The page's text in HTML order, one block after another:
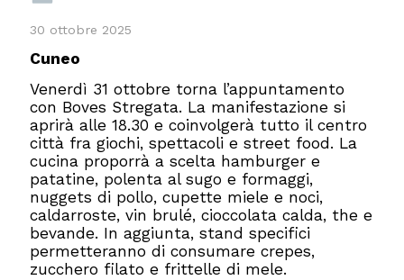
30 ottobre 2025
Cuneo
Venerdì 31 ottobre torna l’appuntamento
con Boves Stregata. La manifestazione si
aprirà alle 18.30 e coinvolgerà tutto il centro
città fra giochi, spettacoli e street food. La
cucina proporrà a scelta hamburger e
patatine, polenta al sugo e formaggi,
nuggets di pollo, cupette miele e noci,
caldarroste, vin brulé, cioccolata calda, the e
bevande. In aggiunta, stand specifici
permetteranno di consumare crepes,
zucchero filato e frittelle di mele.